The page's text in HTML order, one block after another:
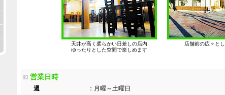
天井が高く柔らかい日差しの店内
ゆったりとした空間で楽しめます
店舗前の広々と
営業日時
週
：月曜～土曜日